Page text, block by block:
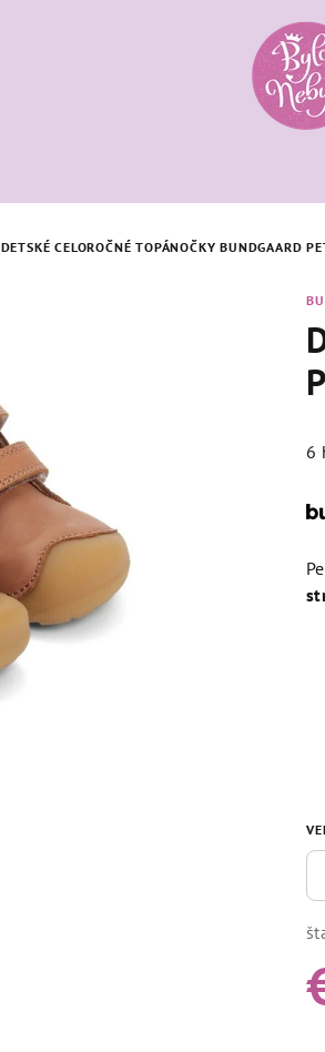
DETSKÉ CELOROČNÉ TOPÁNOČKY BUNDGAARD
4,5
6